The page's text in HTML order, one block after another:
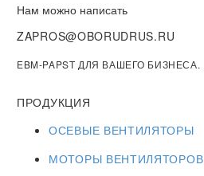
Нам можно написать
ZAPROS@OBORUDRUS.RU
EBM-PAPST ДЛЯ ВАШЕГО БИЗНЕСА.
ПРОДУКЦИЯ
ОСЕВЫЕ ВЕНТИЛЯТОРЫ
МОТОРЫ ВЕНТИЛЯТОРОВ